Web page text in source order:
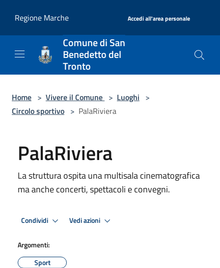
Regione Marche
Accedi all'area personale
Comune di San
Benedetto del
Tronto
Home > Vivere il Comune > Luoghi >
Circolo sportivo > PalaRiviera
PalaRiviera
La struttura ospita una multisala cinematografica
ma anche concerti, spettacoli e convegni.
Condividi Vedi azioni
Argomenti:
Sport